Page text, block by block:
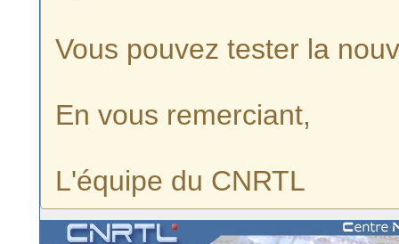
Vous pouvez tester la
En vous remerciant,
L'équipe du CNRTL